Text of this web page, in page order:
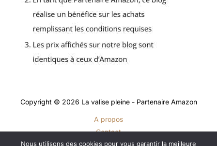
Copyright © 2026 La valise pleine - Partenaire Amazon
A propos
Contact
Nous utilisons des cookies pour vous garantir la meilleure